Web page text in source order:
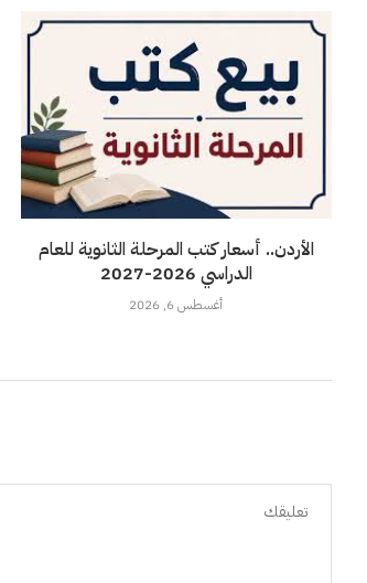
الأردن.. أسعار كتب المرحلة الثانوية للعام
الدراسي 2026-2027
أغسطس 6, 2026